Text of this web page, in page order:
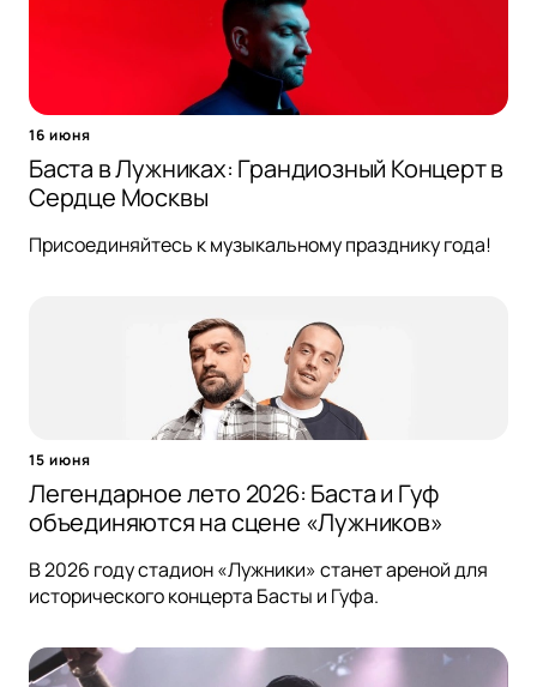
16 июня
Баста в Лужниках: Грандиозный Концерт в
Сердце Москвы
Присоединяйтесь к музыкальному празднику года!
15 июня
Легендарное лето 2026: Баста и Гуф
объединяются на сцене «Лужников»
В 2026 году стадион «Лужники» станет ареной для
исторического концерта Басты и Гуфа.